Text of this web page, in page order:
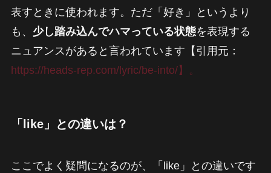
表すときに使われます。ただ「好き」というより
も、 少し踏み込んでハマっている状態を表現する
ニュアンスがあると言われています【引用元：
https://heads-rep.com/lyric/be-into/】。
「like」との違いは？
ここでよく疑問になるのが、「like」との違いです